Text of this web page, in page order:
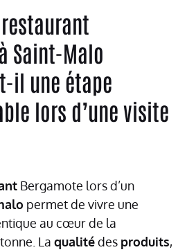
Saint-Malo
il une étape
lors d’une visite
Bergamote lors d’un
permet de vivre une
au cœur de la
La qualitédes produits,